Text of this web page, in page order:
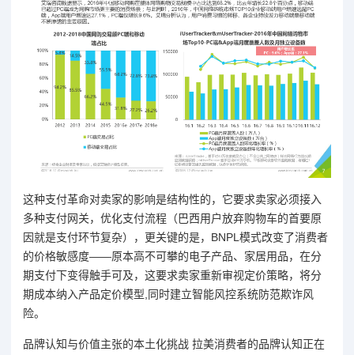
这种支付革命对卖家的影响是结构性的，它要求卖家必须接入
多种支付网关，优化支付流程（巴西用户放弃购物车的首要原
因就是支付环节复杂），更关键的是，BNPL模式改变了消费者
的价格敏感度——原本高不可攀的电子产品、家居用品，在分
期支付下变得触手可及，这要求卖家重新审视定价策略，将分
期成本纳入产品定价模型,同时建立智能风控系统防范欺诈风
险。
品牌认知与价值主张的本土化挑战 拉美消费者的品牌认知正在